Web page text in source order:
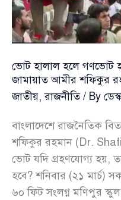
আমীর
শফিকুর
রহমান
ভোট হালাল হলে গণভোট
জামায়াত আমীর শফিকুর
জাতীয়,রাজনীতি/ By
বাংলাদেশে রাজনৈতিক
শফিকুর রহমান (Dr.
ভোট যদি গ্রহণযোগ্য হয়,
হবে? শনিবার (২১ মার্চ)
৬০ ফিট সংলগ্ন মণিপুর